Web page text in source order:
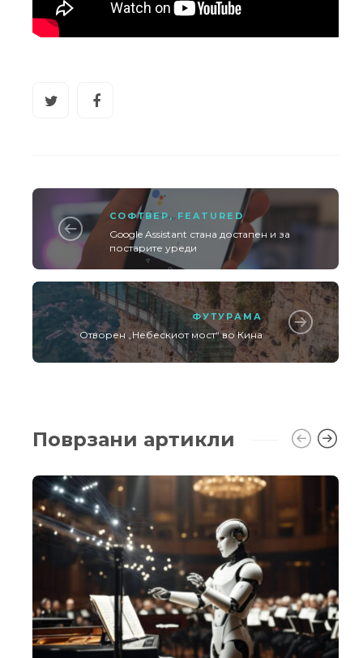
СОФТВЕР, FEATURED
Google Assistant стана достапен и за
постарите уреди
ФУТУРАМА
Отворен „Небескиот мост“ во Кина
Поврзани артикли